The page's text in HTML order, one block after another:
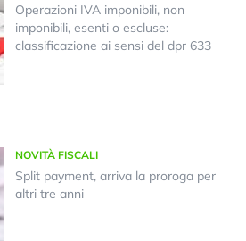
Operazioni IVA imponibili, non
imponibili, esenti o escluse:
classificazione ai sensi del dpr 633
NOVITÀ FISCALI
Split payment, arriva la proroga per
altri tre anni